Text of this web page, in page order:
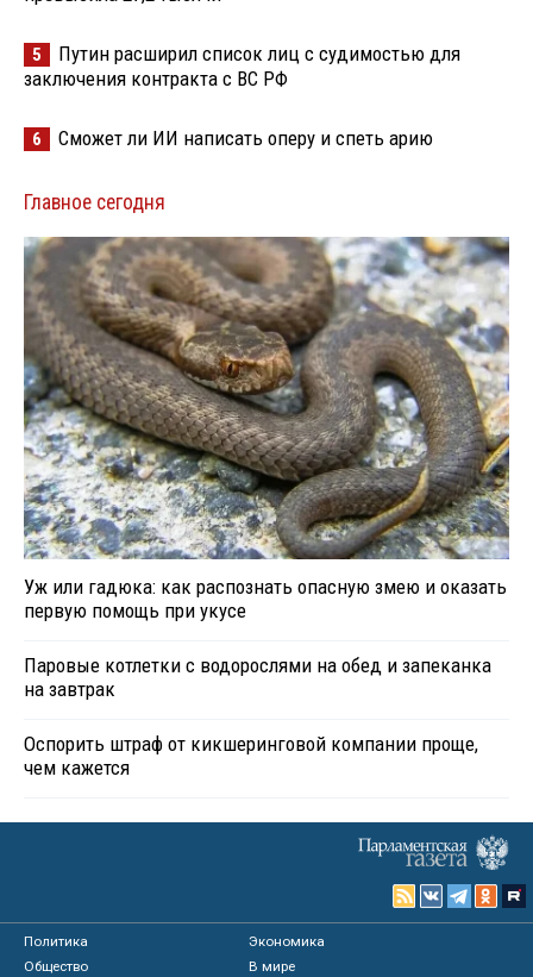
5
Путин расширил список лиц с судимостью для
заключения контракта с ВС РФ
6 Сможет ли ИИ написать оперу и спеть арию
Главное сегодня
Уж или гадюка: как распознать опасную змею и оказать
первую помощь при укусе
Паровые котлетки с водорослями на обед и запеканка
на завтрак
Оспорить штраф от кикшеринговой компании проще,
чем кажется
Политика
Экономика
Общество
В мире